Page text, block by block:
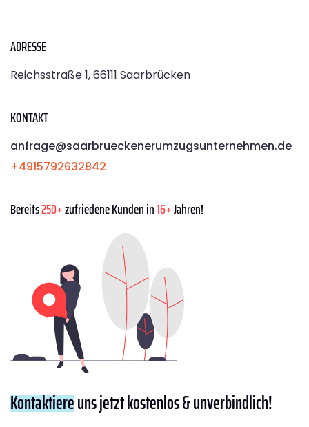
ADRESSE
Reichsstraße 1, 66111 Saarbrücken
KONTAKT
anfrage@saarbrueckenerumzugsunternehmen.de
+4915792632842
Bereits250+zufriedene Kunden in16+Jahren!
Kontaktiereuns jetzt kostenlos & unverbindlich!